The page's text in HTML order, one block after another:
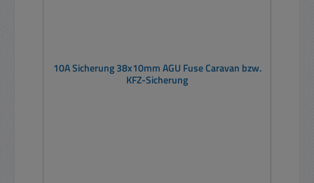
10A Sicherung 38x10mm AGU Fuse Caravan bzw.
KFZ-Sicherung